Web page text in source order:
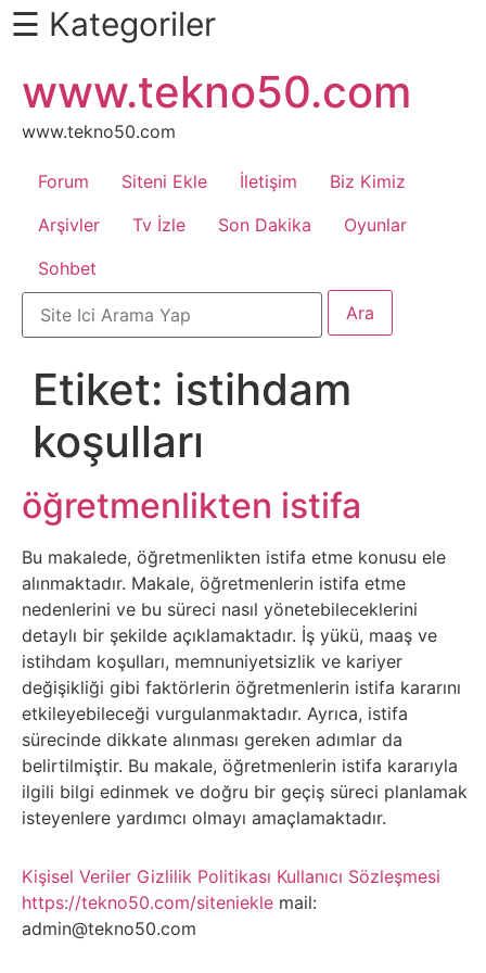
Daha
Fazlası
İçin
Kaydır
Android
Apk
Arabalar
Bankacılık
İşlemleri
Belgesel
Bilgi
Bilgisayar
Bilim
Bitcoin
Bitkiler
Çizgi
Film
Diğer
☰ Kategoriler
atla
www.tekno50.com
www.tekno50.com
Forum Siteni Ekle İletişim
Biz Kimiz
Arşivler
Tv İzle Son Dakika
Oyunlar
Sohbet
Etiket: istihdam
koşulları
öğretmenlikten istifa
Bu makalede, öğretmenlikten istifa etme konusu ele
alınmaktadır. Makale, öğretmenlerin istifa etme
nedenlerini ve bu süreci nasıl yönetebileceklerini
detaylı bir şekilde açıklamaktadır. İş yükü, maaş ve
istihdam koşulları, memnuniyetsizlik ve kariyer
değişikliği gibi faktörlerin öğretmenlerin istifa kararını
etkileyebileceği vurgulanmaktadır. Ayrıca, istifa
sürecinde dikkate alınması gereken adımlar da
belirtilmiştir. Bu makale, öğretmenlerin istifa kararıyla
ilgili bilgi edinmek ve doğru bir geçiş süreci planlamak
isteyenlere yardımcı olmayı amaçlamaktadır.
Kişisel Veriler Gizlilik Politikası Kullanıcı Sözleşmesi
https://tekno50.com/siteniekle mail:
admin@tekno50.com